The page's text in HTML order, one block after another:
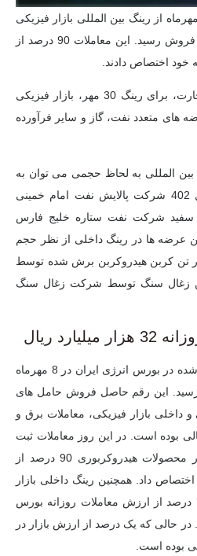
هزار تن حامل انرژی در 8 مهرماه از رینگ بین المللی بازار فیزیکی
بورس انرژی برای صادرات به فروش رسید. این معاملات 90 درصد از
خود اختصاص دادند.
به گزارش به گزارش میهن تجارت، برای رینگ 30 مهر، بازار فیزیکی
های متعدد نفت، گاز و سایر فرآورده
المللی به لحاظ حجمی می توان به
طرح عرضه 10 هزار تن حلال 402 شرکت پالایش نفت امام خمینی
نفت سفید شرکت نفت ستاره خلیج فارس
عرضه ها در رینگ داخلی از نظر حجم
به طرح عرضه 5 هزار تن کربن هیدروکربن برش شده توسط
شازند و 2 هزار تن زغال سنگ توسط شرکت زغال سنگ
ریال
ارزش ریالی کل معاملات ثبت شده در بورس انرژی ایران در 8 مهرماه
ریال رسید. این رقم حاصل فروش حامل های
داخلی بازار فیزیکی، معاملات برق و
بوده است. در این روز معاملات ثبت
شده در رینگ بین المللی بازار محصولات هیدروکربوری 90 درصد از
داد. همچنین رینگ داخلی بازار
فیزیکی ۵ درصد و بازار برق ۴ درصد از ارزش معاملات روزانه بورس
در حالی که یک درصد از ارزش بازار در
بوده است.